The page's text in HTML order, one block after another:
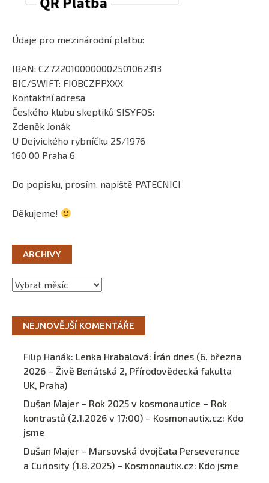
Údaje pro mezinárodní platbu:
IBAN: CZ7220100000002501062313
BIC/SWIFT: FIOBCZPPXXX
Kontaktní adresa
Českého klubu skeptiků SISYFOS:
Zdeněk Jonák
U Dejvického rybníčku 25/1976
160 00 Praha 6
Do popisku, prosím, napiště PATECNICI
Děkujeme!
ARCHIVY
Archivy
NEJNOVĚJŠÍ KOMENTÁŘE
Filip Hanák: Lenka Hrabalová: Írán dnes (6. března
2026 – Živě Benátská 2, Přírodovědecká fakulta
UK, Praha)
Dušan Majer – Rok 2025 v kosmonautice – Rok
kontrastů (2.1.2026 v 17:00) – Kosmonautix.cz: Kdo
jsme
Dušan Majer – Marsovská dvojčata Perseverance
a Curiosity (1.8.2025) – Kosmonautix.cz: Kdo jsme